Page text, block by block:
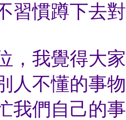
習慣蹲下去
，我覺得大
人不懂的事
我們自己的